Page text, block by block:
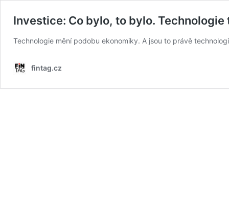
Investice: Co bylo, to bylo.
Technologie mění podobu ekonomiky. A jsou to právě
fintag.cz